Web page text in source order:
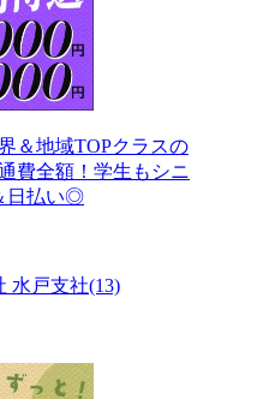
＆地域TOPクラスの
費全額！学生もシニ
日払い◎
水戸支社(13)